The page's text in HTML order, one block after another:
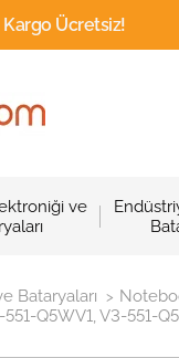
Ücretsiz!
ve
Bataryaları >
551-Q5WV1, V3-